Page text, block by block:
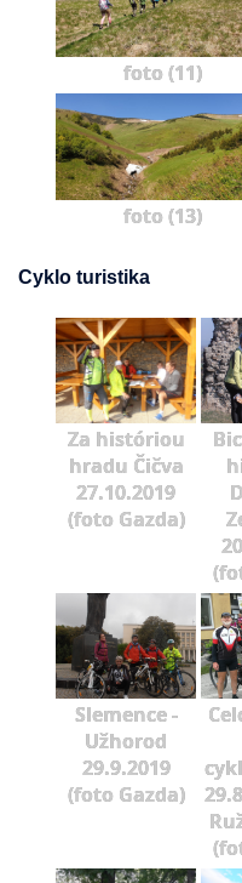
foto (11)
foto (13)
Cyklo turistika
Za históriou
hradu Čičva
27.10.2019
(foto Gazda)
Slemence -
Užhorod
29.9.2019
(foto Gazda)